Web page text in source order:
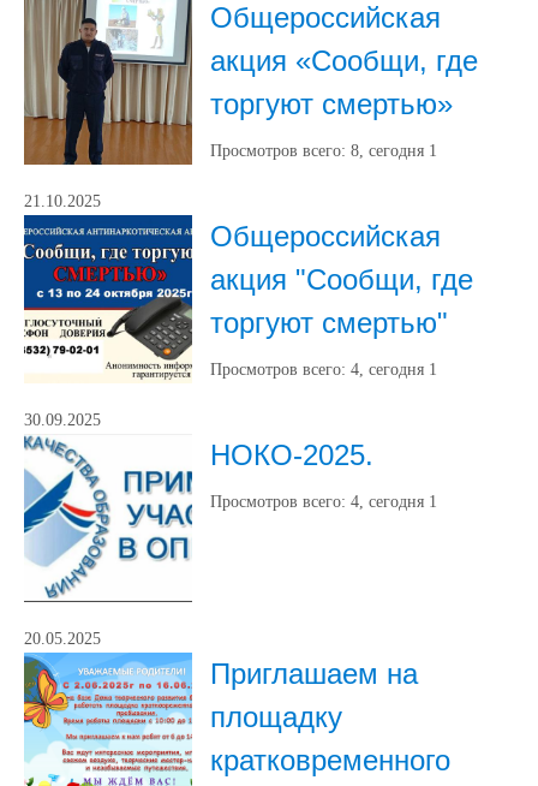
Общероссийская
акция «Сообщи, где
торгуют смертью»
Просмотров всего: 8, сегодня 1
21.10.2025
Общероссийская
акция "Сообщи, где
торгуют смертью"
Просмотров всего: 4, сегодня 1
30.09.2025
НОКО-2025.
Просмотров всего: 4, сегодня 1
20.05.2025
Приглашаем на
площадку
кратковременного